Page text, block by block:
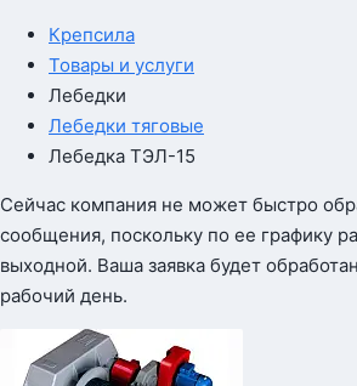
Крепсила
Товары и услуги
Лебедки
Лебедки тяговые
Лебедка ТЭЛ-15
Сейчас компания не может быстро
сообщения, поскольку по ее графику
выходной. Ваша заявка будет
рабочий день.